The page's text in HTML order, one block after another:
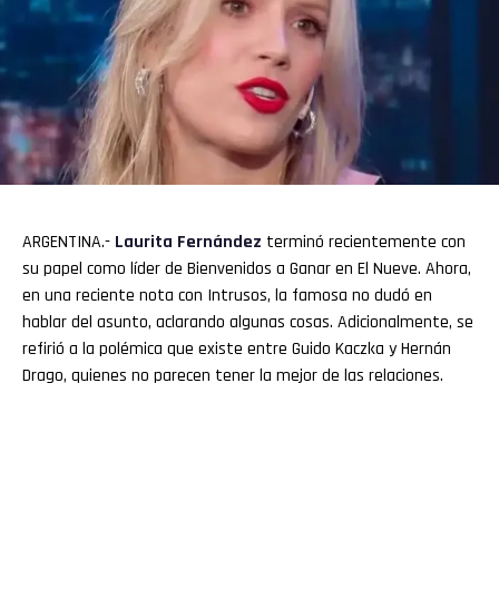
ARGENTINA.- Laurita Fernández terminó recientemente con
su papel como líder de Bienvenidos a Ganar en El Nueve. Ahora,
en una reciente nota con Intrusos, la famosa no dudó en
hablar del asunto, aclarando algunas cosas. Adicionalmente, se
refirió a la polémica que existe entre Guido Kaczka y Hernán
Drago, quienes no parecen tener la mejor de las relaciones.